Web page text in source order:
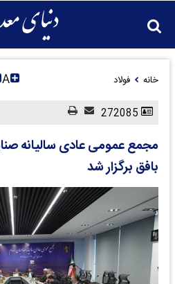
خانه فولاد A
مجمع عمومی عادی سالیانه
بافق برگزار شد